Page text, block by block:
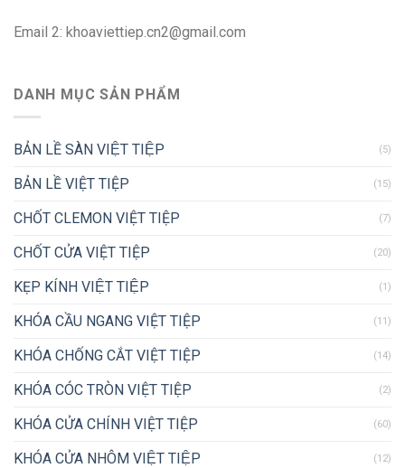
Email 2: khoaviettiep.cn2@gmail.com
DANH MỤC SẢN PHẨM
BẢN LỀ SÀN VIỆT TIỆP (5)
BẢN LỀ VIỆT TIỆP (15)
CHỐT CLEMON VIỆT TIỆP (7)
CHỐT CỬA VIỆT TIỆP (20)
KẸP KÍNH VIỆT TIỆP (1)
KHÓA CẦU NGANG VIỆT TIỆP (11)
KHÓA CHỐNG CẮT VIỆT TIỆP (14)
KHÓA CÓC TRÒN VIỆT TIỆP (2)
KHÓA CỬA CHÍNH VIỆT TIỆP (60)
KHÓA CỬA NHÔM VIỆT TIỆP (12)